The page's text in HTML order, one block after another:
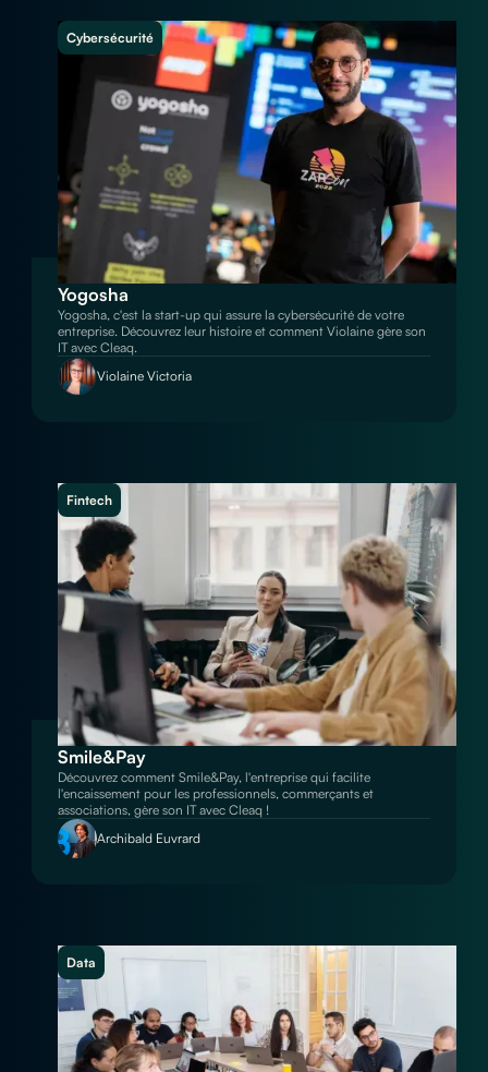
Cybersécurité
Yogosha
Yogosha, c'est la start-up qui assure la cybersécurité de votre
entreprise. Découvrez leur histoire et comment Violaine gère son
IT avec Cleaq.
Violaine Victoria
Fintech
Smile&Pay
Découvrez comment Smile&Pay, l'entreprise qui facilite
l'encaissement pour les professionnels, commerçants et
associations, gère son IT avec Cleaq !
Archibald Euvrard
Data